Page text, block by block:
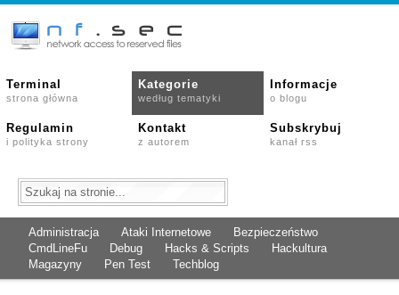
Terminal
strona główna
Kategorie
według tematyki
Informacje
o blogu
Regulamin
i polityka strony
Kontakt
z autorem
Subskrybuj
kanał rss
Administracja Ataki Internetowe
Bezpieczeństwo
CmdLineFu
Debug Hacks & Scripts
Hackultura
Magazyny
Pen Test Techblog